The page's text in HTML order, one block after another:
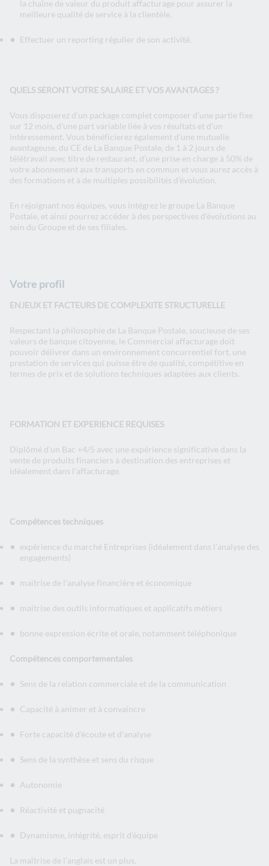
la chaîne de valeur du produit affacturage pour assurer la
meilleure qualité de service à la clientèle.
Effectuer un reporting régulier de son activité.
QUELS SERONT VOTRE SALAIRE ET VOS AVANTAGES ?
Vous disposerez d’un package complet composer d’une partie fixe
sur 12 mois, d’une part variable liée à vos résultats et d’un
intéressement. Vous bénéficierez également d’une mutuelle
avantageuse, du CE de La Banque Postale, de 1 à 2 jours de
télétravail avec titre de restaurant, d’une prise en charge à 50% de
votre abonnement aux transports en commun et vous aurez accès à
des formations et à de multiples possibilités d’évolution.
En rejoignant nos équipes, vous intégrez le groupe La Banque
Postale, et ainsi pourrez accéder à des perspectives d’évolutions au
sein du Groupe et de ses filiales.
Votre profil
ENJEUX ET FACTEURS DE COMPLEXITE STRUCTURELLE
Respectant la philosophie de La Banque Postale, soucieuse de ses
valeurs de banque citoyenne, le Commercial affacturage doit
pouvoir délivrer dans un environnement concurrentiel fort, une
prestation de services qui puisse être de qualité, compétitive en
termes de prix et de solutions techniques adaptées aux clients.
FORMATION ET EXPERIENCE REQUISES
Diplômé d'un Bac +4/5 avec une expérience significative dans la
vente de produits financiers à destination des entreprises et
idéalement dans l’affacturage.
Compétences techniques
expérience du marché Entreprises (idéalement dans l’analyse des
engagements)
maitrise de l’analyse financière et économique
maitrise des outils informatiques et applicatifs métiers
bonne expression écrite et orale, notamment téléphonique
Compétences comportementales
Sens de la relation commerciale et de la communication
Capacité à animer et à convaincre
Forte capacité d’écoute et d’analyse
Sens de la synthèse et sens du risque
Autonomie
Réactivité et pugnacité
Dynamisme, intégrité, esprit d’équipe
La maîtrise de l’anglais est un plus.